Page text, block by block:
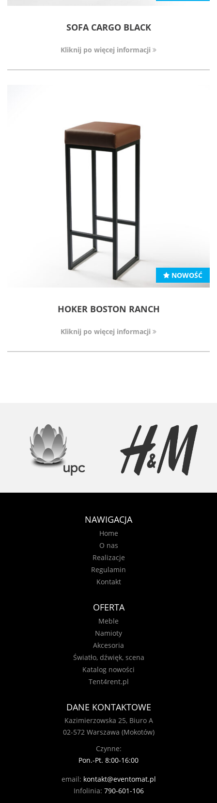
SOFA CARGO BLACK
Kliknij po więcej informacji
NOWOŚĆ
HOKER BOSTON RANCH
Kliknij po więcej informacji
NAWIGACJA
Home
O nas
Realizacje
Regulamin
Kontakt
OFERTA
Meble
Namioty
Akcesoria
Światło, dźwięk, scena
Katalog nowości
Tent4rent.pl
DANE KONTAKTOWE
Kazimierzowska 25, Biuro A
02-572 Warszawa (Mokotów)
Czynne:
Pon.-Pt. 8:00-16:00
email: kontakt@eventomat.pl
Infolinia: 790-601-106